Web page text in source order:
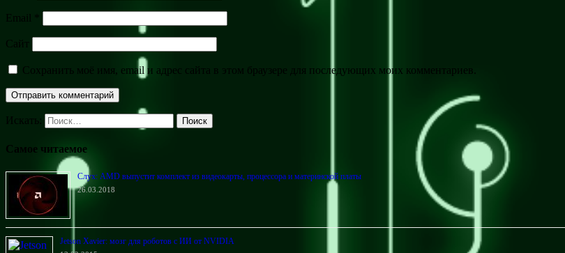
Email
Сайт
Сохранить моё имя, email и адрес сайта в этом браузере для последующих моих комментариев.
Искать: Поиск
Самое читаемое
Слух: AMD выпустит комплект из видеокарты, процессора и материнской платы
26.03.2018
Jetson Xavier: мозг для роботов с ИИ от NVIDIA